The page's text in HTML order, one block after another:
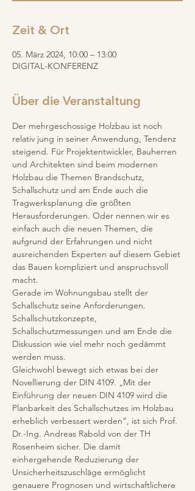
Zeit & Ort
05. März 2024, 10:00 – 13:00
DIGITAL-KONFERENZ
Über die Veranstaltung
Der mehrgeschossige Holzbau ist noch
relativ jung in seiner Anwendung, Tendenz
steigend. Für Projektentwickler, Bauherren
und Architekten sind beim modernen
Holzbau die Themen Brandschutz,
Schallschutz und am Ende auch die
Tragwerksplanung die größten
Herausforderungen. Oder nennen wir es
einfach auch die neuen Themen, die
aufgrund der Erfahrungen und nicht
ausreichenden Experten auf diesem Gebiet
das Bauen kompliziert und anspruchsvoll
macht.
Gerade im Wohnungsbau stellt der
Schallschutz seine Anforderungen.
Schallschutzkonzepte,
Schallschutzmessungen und am Ende die
Diskussion wie viel mehr noch gedämmt
werden muss.
Gleichwohl bewegt sich etwas bei der
Novellierung der DIN 4109. „Mit der
Einführung der neuen DIN 4109 wird die
Planbarkeit des Schallschutzes im Holzbau
erheblich verbessert werden“, ist sich Prof.
Dr.-Ing. Andreas Rabold von der TH
Rosenheim sicher. Die damit
einhergehende Reduzierung der
Unsicherheitszuschläge ermöglicht
genauere Prognosen und wirtschaftlichere